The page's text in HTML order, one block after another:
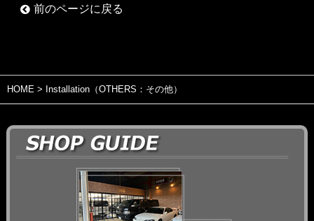
前のページに戻る
HOME > Installation（OTHERS：その他）